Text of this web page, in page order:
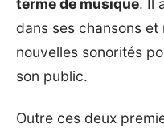
terme de musique. Il
dans ses chansons et
nouvelles sonorités
son public.
Outre ces deux